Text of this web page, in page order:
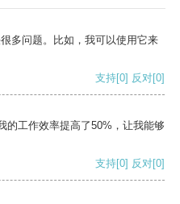
多问题。比如，我可以使用它来
支持[0] 反对[0]
的工作效率提高了50%，让我能够
支持[0] 反对[0]